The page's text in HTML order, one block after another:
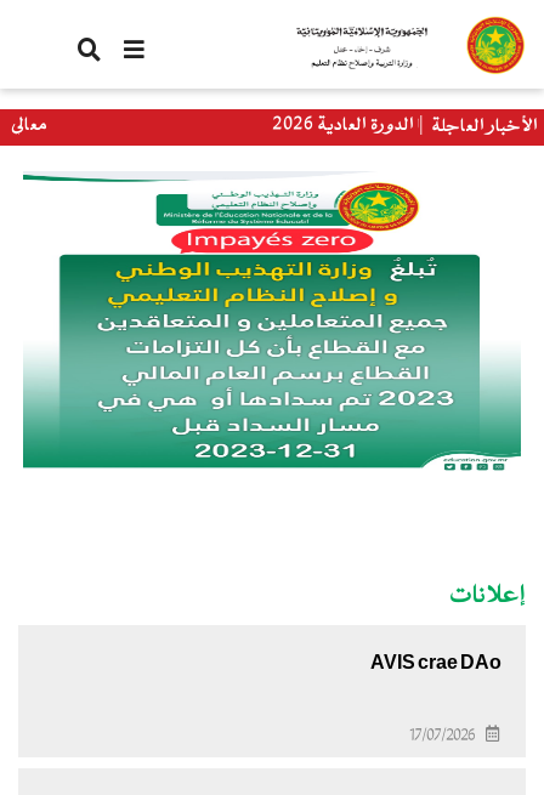
تجاوز
إلى
المحتوى
الرئيسي
الأخبار العاجلة
الدورة العادية 2026
معالي وزيرة
إعلانات
AVIS crae DAo
17/07/2026